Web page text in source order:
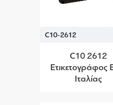
C10-2612
C10 2612
Ετικετογράφος
Ιταλίας